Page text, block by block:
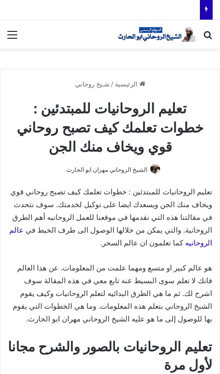
بحث عن
الرئيسية / شـيخ روحاني
تعليم الروحانيات للمبتدئين :
خطوات تعلمك كيف تصبح روحاني
قوي ويخاف منك الجن
الشيخ الروحاني مهران ابو الحارث
تعليم الروحانيات للمبتدئين : خطوات تعلمك كيف تصبح روحاني قوي
ويخاف منك الجن ويسعدك ايضا على توكيل لخدمتك. سوف نتحدث
في مقالتنا هذه التي نقدمها في موقعنا للعمل الروحانيه أهم الطرق
الروحانية. والتي يمكن من خلالها الوصول الى طرف الخيط في عالم
الروحانيه كما تعلمون ان عالم السحر.
هو عالم كبير او متسع ومهما علمت من المعلومات. عن هذا العالم
فانك لا تعلم سوى البسيط عنه تابع معي في هذه المقالة سوف
اشرح لك. ثم ما هي الطرق البدائيه لتعلم الروحانيات وكيف يقوم
الشيخ الروحاني بتعلم هذه المعلومات. وما هي الخطوات التي يقوم
بها للوصول إلى ما هو عليه الشيخ الروحاني مهران ابو الحارث.
تعليم الروحانيات بالصور والشرح مجانا
لأول مرة